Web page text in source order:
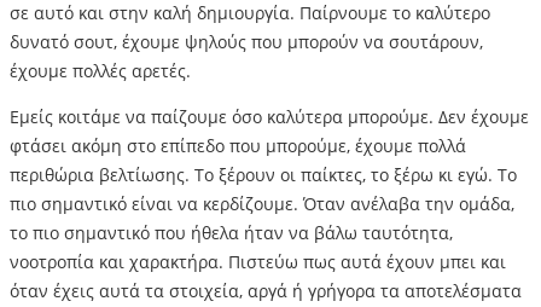
σε αυτό και στην καλή δημιουργία. Παίρνουμε το καλύτερο
δυνατό σουτ, έχουμε ψηλούς που μπορούν να σουτάρουν,
έχουμε πολλές αρετές.
Εμείς κοιτάμε να παίζουμε όσο καλύτερα μπορούμε. Δεν έχουμε
φτάσει ακόμη στο επίπεδο που μπορούμε, έχουμε πολλά
περιθώρια βελτίωσης. Το ξέρουν οι παίκτες, το ξέρω κι εγώ. Το
πιο σημαντικό είναι να κερδίζουμε. Όταν ανέλαβα την ομάδα,
το πιο σημαντικό που ήθελα ήταν να βάλω ταυτότητα,
νοοτροπία και χαρακτήρα. Πιστεύω πως αυτά έχουν μπει και
όταν έχεις αυτά τα στοιχεία, αργά ή γρήγορα τα αποτελέσματα